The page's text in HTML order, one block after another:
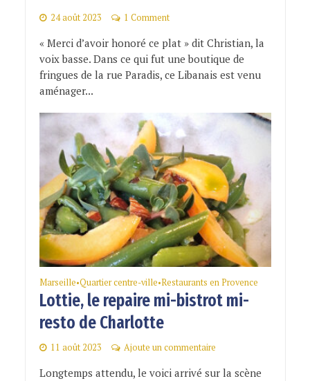
24 août 2023 1 Comment
« Merci d’avoir honoré ce plat » dit Christian, la
voix basse. Dans ce qui fut une boutique de
fringues de la rue Paradis, ce Libanais est venu
aménager...
Marseille•Quartier centre-ville•Restaurants en Provence
Lottie, le repaire mi-bistrot mi-
resto de Charlotte
11 août 2023 Ajoute un commentaire
Longtemps attendu, le voici arrivé sur la scène